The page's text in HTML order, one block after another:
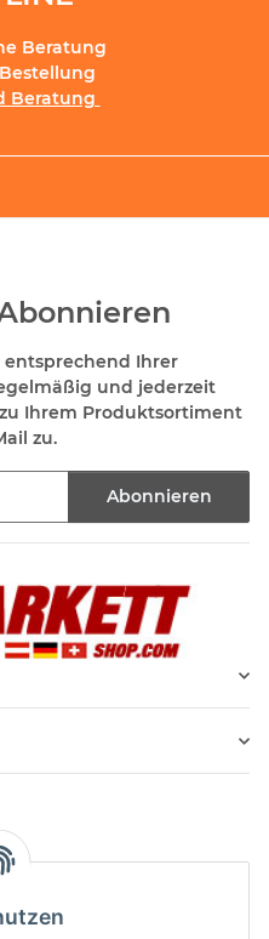
Beratung
Beratung
Ihrer
und jederzeit
Ihrem Produktsortiment
zu.
Abonnieren